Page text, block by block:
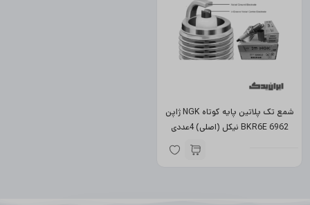
شمع تک پلاتین پایه کوتاه NGK ژاپن
BKR6E 6962 نیکل (اصلی) 4عددی